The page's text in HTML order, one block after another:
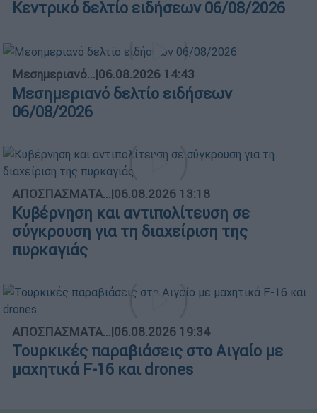
Κεντρικό δελτίο ειδήσεων 06/08/2026
Μεσημεριανό...|06.08.2026 14:43
Μεσημεριανό δελτίο ειδήσεων
06/08/2026
ΑΠΟΣΠΑΣΜΑΤΑ...|06.08.2026 13:18
Κυβέρνηση και αντιπολίτευση σε
σύγκρουση για τη διαχείριση της
πυρκαγιάς
ΑΠΟΣΠΑΣΜΑΤΑ...|06.08.2026 19:34
Τουρκικές παραβιάσεις στο Αιγαίο με
μαχητικά F-16 και drones